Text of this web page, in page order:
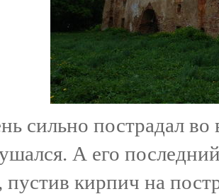
сильно пострадал
А его
пустив кирпич на